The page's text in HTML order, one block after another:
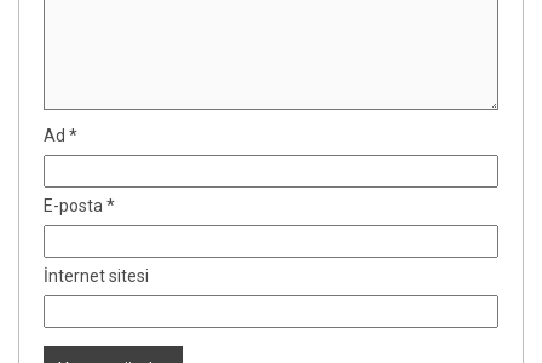
Ad *
E-posta*
İnternet sitesi